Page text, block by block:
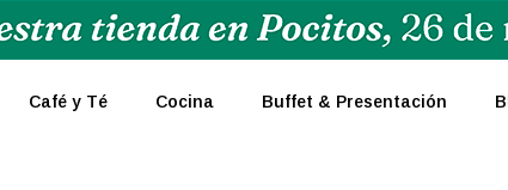
Café y Té Cocina Buffet & Presentación